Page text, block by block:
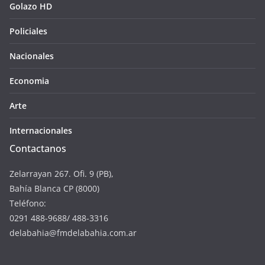
Golazo HD
Policiales
Nacionales
Economia
Arte
Internacionales
Contactanos
Zelarrayan 267. Ofi. 9 (PB),
Bahía Blanca CP (8000)
Teléfono:
0291 488-9688/ 488-3316
delabahia@fmdelabahia.com.ar